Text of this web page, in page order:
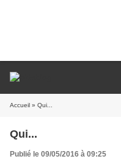
Accueil » Qui...
Qui...
Publié le 09/05/2016 à 09:25